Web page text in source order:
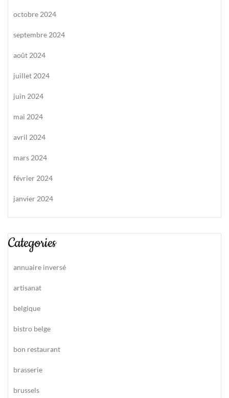
octobre 2024
septembre 2024
août 2024
juillet 2024
juin 2024
mai 2024
avril 2024
mars 2024
février 2024
janvier 2024
Categories
annuaire inversé
artisanat
belgique
bistro belge
bon restaurant
brasserie
brussels